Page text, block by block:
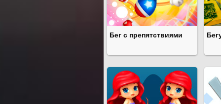
Бег с препятствиями